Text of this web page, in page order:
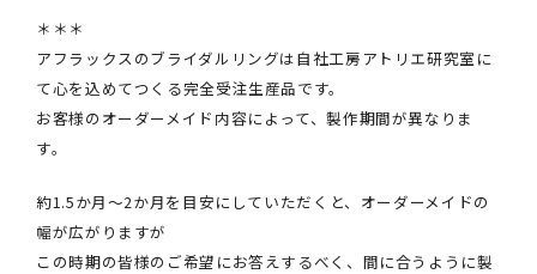
＊＊＊
アフラックスのブライダルリングは自社工房アトリエ研究室に
て心を込めてつくる完全受注生産品です。
お客様のオーダーメイド内容によって、製作期間が異なりま
す。
約1.5か月～2か月を目安にしていただくと、オーダーメイドの
幅が広がりますが
この時期の皆様のご希望にお答えするべく、間に合うように製